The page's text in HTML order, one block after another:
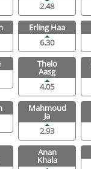
2.48
Erling Haa
6.30
Thelo
Aasg
4.05
Mahmoud
Ja
2.93
Anan
Khala